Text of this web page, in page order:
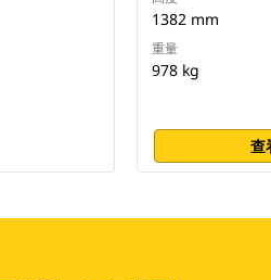
1382 mm
重量
978 kg
查